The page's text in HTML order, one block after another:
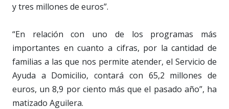
y tres millones de euros”.
“En relación con uno de los programas más
importantes en cuanto a cifras, por la cantidad de
familias a las que nos permite atender, el Servicio de
Ayuda a Domicilio, contará con 65,2 millones de
euros, un 8,9 por ciento más que el pasado año”, ha
matizado Aguilera.